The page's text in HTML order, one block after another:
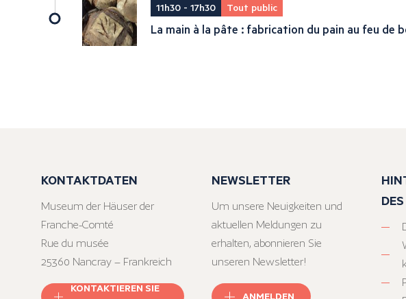
11h30 - 17h30 Tout public
La main à la pâte : fabrication du pain au feu de
KONTAKTDATEN
Museum der Häuser der
Franche-Comté
Rue du musée
25360 Nancray – Frankreich
KONTAKTIEREN SIE
NEWSLETTER
Um unsere Neuigkeiten und
aktuellen Meldungen zu
erhalten, abonnieren Sie
unseren Newsletter!
ANMELDEN